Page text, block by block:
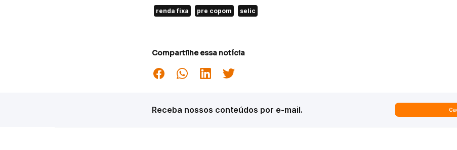
renda fixa pre copom selic
Compartilhe essa notícia
Receba nossos conteúdos por e-mail.